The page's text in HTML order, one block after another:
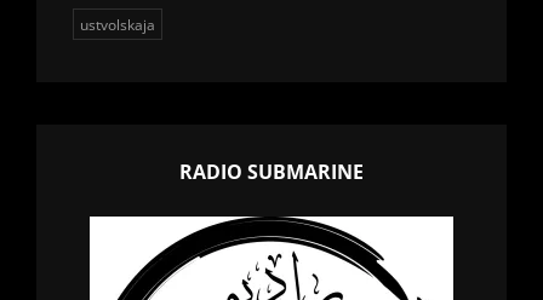
ustvolskaja
RADIO SUBMARINE